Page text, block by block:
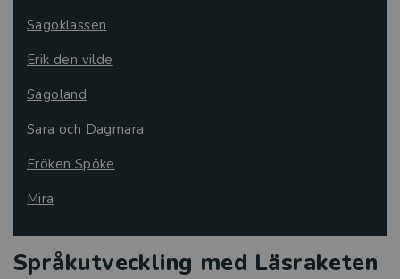
Sagoklassen
Erik den vilde
Sagoland
Sara och Dagmara
Fröken Spöke
Mira
Språkutveckling med Läsraketen